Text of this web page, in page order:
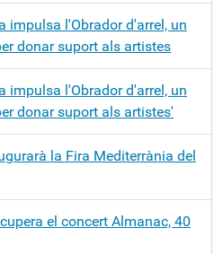
impulsa l'Obrador d'arrel, un
donar suport als artistes
impulsa l'Obrador d'arrel, un
donar suport als artistes'
la Fira Mediterrània del
el concert Almanac, 40